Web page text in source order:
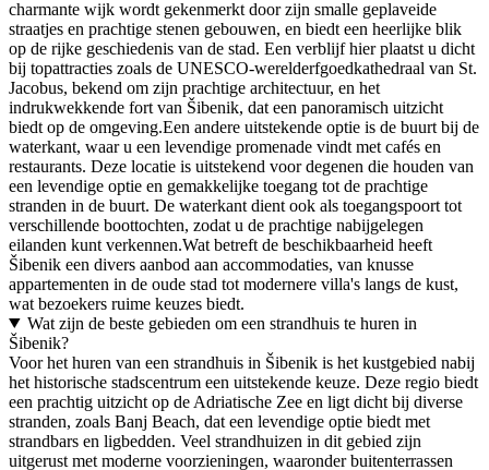
charmante wijk wordt gekenmerkt door zijn smalle geplaveide
straatjes en prachtige stenen gebouwen, en biedt een heerlijke blik
op de rijke geschiedenis van de stad. Een verblijf hier plaatst u dicht
bij topattracties zoals de UNESCO-werelderfgoedkathedraal van St.
Jacobus, bekend om zijn prachtige architectuur, en het
indrukwekkende fort van Šibenik, dat een panoramisch uitzicht
biedt op de omgeving.Een andere uitstekende optie is de buurt bij de
waterkant, waar u een levendige promenade vindt met cafés en
restaurants. Deze locatie is uitstekend voor degenen die houden van
een levendige optie en gemakkelijke toegang tot de prachtige
stranden in de buurt. De waterkant dient ook als toegangspoort tot
verschillende boottochten, zodat u de prachtige nabijgelegen
eilanden kunt verkennen.Wat betreft de beschikbaarheid heeft
Šibenik een divers aanbod aan accommodaties, van knusse
appartementen in de oude stad tot modernere villa's langs de kust,
wat bezoekers ruime keuzes biedt.
Wat zijn de beste gebieden om een strandhuis te huren in
Šibenik?
Voor het huren van een strandhuis in Šibenik is het kustgebied nabij
het historische stadscentrum een uitstekende keuze. Deze regio biedt
een prachtig uitzicht op de Adriatische Zee en ligt dicht bij diverse
stranden, zoals Banj Beach, dat een levendige optie biedt met
strandbars en ligbedden. Veel strandhuizen in dit gebied zijn
uitgerust met moderne voorzieningen, waaronder buitenterrassen